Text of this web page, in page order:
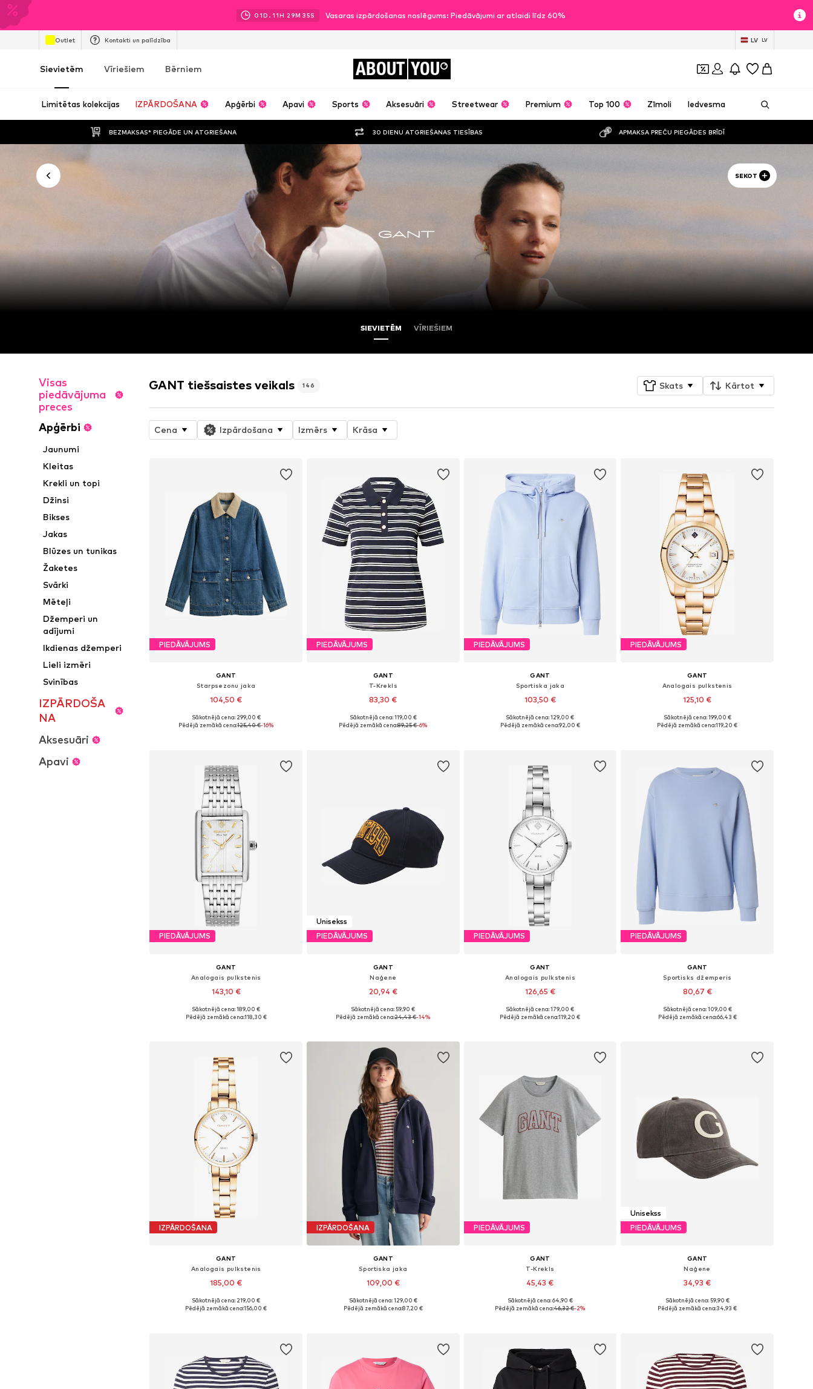
01D. 11H 29M 32S Vasaras izpārdošanas noslēgums: Piedāvājumi ar atlaidi līdz 60%
Outlet Kontakti un palīdzība LV LV
Sievietēm Vīriešiem Bērniem ABOUT YOU
Limitētas kolekcijas IZPĀRDOŠANA Apģērbi Apavi Sports Aksesuāri Streetwear Premium Top 100 Zīmoli Iedvesma
BEZMAKSAS* PIEGĀDE UN ATGRIEŠANA 30 DIENU ATGRIEŠANAS TIESĪBAS APMAKSA PREČU PIEGĀDES BRĪDĪ
SEKOT
SIEVIETĒM VĪRIEŠIEM
Visas
piedāvājuma
preces
Apģērbi
Jaunumi
Kleitas
Krekli un topi
Džinsi
Bikses
Jakas
Blūzes un tunikas
Žaketes
Svārki
Mēteļi
Džemperi un
adījumi
Ikdienas džemperi
Lieli izmēri
Svinības
IZPĀRDOŠA
NA
Aksesuāri
Apavi
GANT tiešsaistes veikals 146 Skats Kārtot
Cena Izpārdošana Izmērs Krāsa
PIEDĀVĀJUMS
GANT
Starpsezonu jaka
104,50 €
Pieejamie izmēri: S, M, L
Sākotnējā cena: 299,00 €
Pēdējā zemākā cena:125,40 €-16%
PIEDĀVĀJUMS
GANT
T-Krekls
83,30 €
Pieejamie izmēri: XS, S, M, L, XL, XXL
Sākotnējā cena: 119,00 €
Pēdējā zemākā cena:89,25 €-6%
PIEDĀVĀJUMS
GANT
Sportiska jaka
103,50 €
Pieejamie izmēri: XS, S, M, L, XL
Sākotnējā cena: 129,00 €
Pēdējā zemākā cena:92,00 €
PIEDĀVĀJUMS
GANT
Analogais pulkstenis
125,10 €
Pieejamie izmēri: One Size
Sākotnējā cena: 199,00 €
Pēdējā zemākā cena:119,20 €
PIEDĀVĀJUMS
GANT
Analogais pulkstenis
143,10 €
Pieejamie izmēri: One Size
Sākotnējā cena: 189,00 €
Pēdējā zemākā cena:118,30 €
Unisekss
PIEDĀVĀJUMS
GANT
Naģene
20,94 €
Pieejamie izmēri: 55-60
Sākotnējā cena: 59,90 €
Pēdējā zemākā cena:24,43 €-14%
PIEDĀVĀJUMS
GANT
Analogais pulkstenis
126,65 €
Pieejamie izmēri: One Size
Sākotnējā cena: 179,00 €
Pēdējā zemākā cena:119,20 €
PIEDĀVĀJUMS
GANT
Sportisks džemperis
80,67 €
+3
Pieejamie izmēri: XS, S, M, L, XL, XXL
Sākotnējā cena: 109,00 €
Pēdējā zemākā cena:66,43 €
IZPĀRDOŠANA
GANT
Analogais pulkstenis
185,00 €
Pieejamie izmēri: One Size
Sākotnējā cena: 219,00 €
Pēdējā zemākā cena:156,00 €
IZPĀRDOŠANA
GANT
Sportiska jaka
109,00 €
Pieejamie izmēri: XS, S, M, L, XL
Sākotnējā cena: 129,00 €
Pēdējā zemākā cena:87,20 €
PIEDĀVĀJUMS
GANT
T-Krekls
45,43 €
Pieejamie izmēri: XS, S, M, L, XL
Sākotnējā cena: 64,90 €
Pēdējā zemākā cena:46,32 €-2%
Unisekss
PIEDĀVĀJUMS
GANT
Naģene
34,93 €
Pieejamie izmēri: 55-60
Sākotnējā cena: 59,90 €
Pēdējā zemākā cena:34,93 €